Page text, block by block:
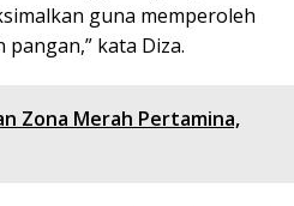
guna memperoleh
kata Diza.
Zona Merah Pertamina,